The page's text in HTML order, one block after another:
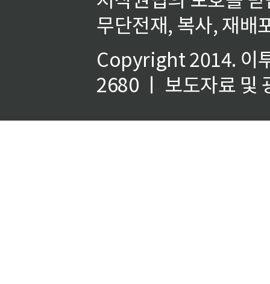
무단전재, 복사, 재배
Copyright 2014. 이
2680 ㅣ 보도자료